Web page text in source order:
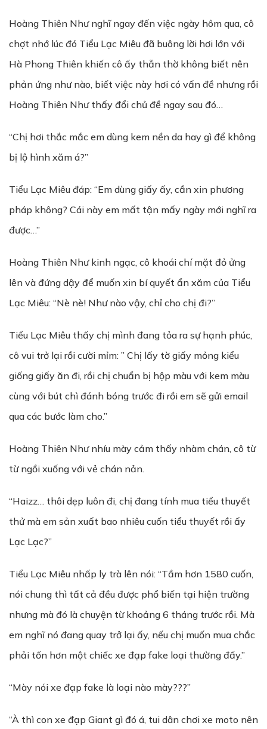
Hoàng Thiên Như nghĩ ngay đến việc ngày hôm qua, cô
chợt nhớ lúc đó Tiểu Lạc Miêu đã buông lời hơi lớn với
Hà Phong Thiên khiến cô ấy thẫn thờ không biết nên
phản ứng như nào, biết việc này hơi có vấn đề nhưng rồi
Hoàng Thiên Như thấy đổi chủ đề ngay sau đó…
“Chị hơi thắc mắc em dùng kem nền da hay gì để không
bị lộ hình xăm á?”
Tiểu Lạc Miêu đáp: “Em dùng giấy ấy, cần xin phương
pháp không? Cái này em mất tận mấy ngày mới nghĩ ra
được…”
Hoàng Thiên Như kinh ngạc, cô khoái chí mặt đỏ ửng
lên và đứng dậy để muốn xin bí quyết ẩn xăm của Tiểu
Lạc Miêu: “Nè nè! Như nào vậy, chỉ cho chị đi?”
Tiểu Lạc Miêu thấy chị mình đang tỏa ra sự hạnh phúc,
cô vui trở lại rồi cười mỉm: ” Chị lấy tờ giấy mỏng kiểu
giống giấy ăn đi, rồi chị chuẩn bị hộp màu với kem màu
cùng với bút chì đánh bóng trước đi rồi em sẽ gửi email
qua các bước làm cho.”
Hoàng Thiên Như nhíu mày cảm thấy nhàm chán, cô từ
từ ngồi xuống với vẻ chán nản.
“Haizz… thôi dẹp luôn đi, chị đang tính mua tiểu thuyết
thử mà em sản xuất bao nhiêu cuốn tiểu thuyết rồi ấy
Lạc Lạc?”
Tiểu Lạc Miêu nhấp ly trà lên nói: “Tầm hơn 1580 cuốn,
nói chung thì tất cả đều được phổ biến tại hiện trường
nhưng mà đó là chuyện từ khoảng 6 tháng trước rồi. Mà
em nghĩ nó đang quay trở lại ấy, nếu chị muốn mua chắc
phải tốn hơn một chiếc xe đạp fake loại thường đấy.”
“Mày nói xe đạp fake là loại nào mày???”
“À thì con xe đạp Giant gì đó á, tui dân chơi xe moto nên